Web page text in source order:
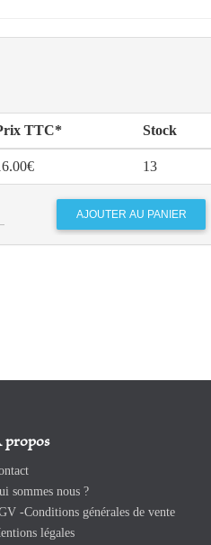
TTC* Stock
13
propos
sommes nous ?
-Conditions générales de vente
légales